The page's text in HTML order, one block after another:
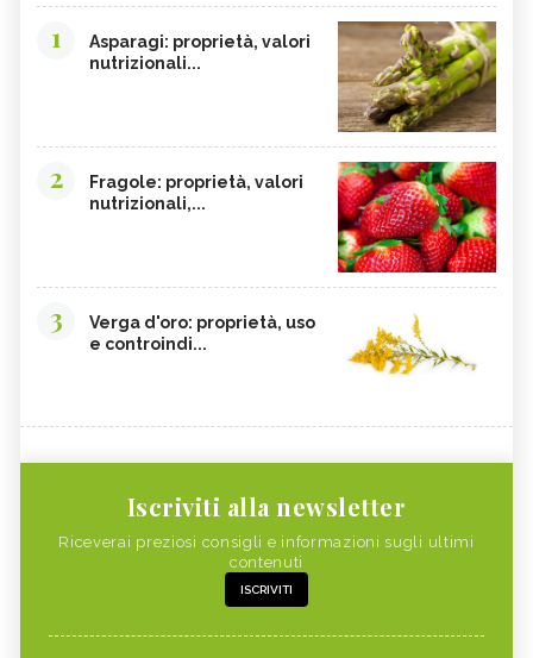
1
Asparagi: proprietà, valori
nutrizionali...
2
Fragole: proprietà, valori
nutrizionali,...
3
Verga d'oro: proprietà, uso
e controindi...
Iscriviti alla newsletter
Riceverai preziosi consigli e informazioni sugli ultimi
contenuti
ISCRIVITI